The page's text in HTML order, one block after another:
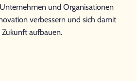
und Organisationen
verbessern und sich damit
aufbauen.